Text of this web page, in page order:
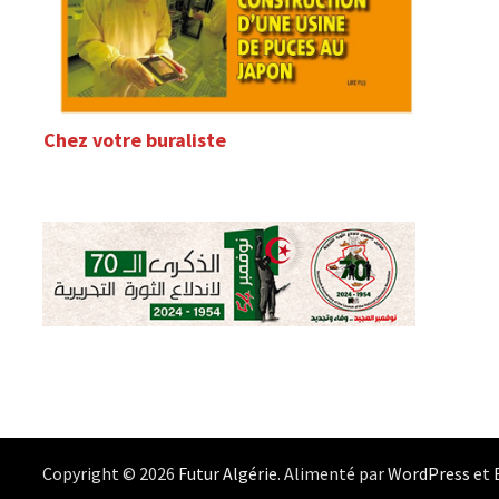
Chez votre buraliste
Copyright © 2026 Futur Algérie. Alimenté parWordPress et